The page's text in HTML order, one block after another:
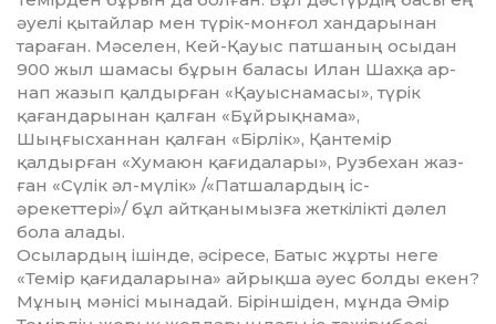
әуелі қытайлар мен түрік-монғол хандарынан
тараған. Мәселен, Кей-Қауыс патшаның осыдан
900 жыл ша­масы бұрын баласы Илан Шахқа ар­
нап жазып қалдырған «Қауыс­намасы», түрік
қағандарынан қалған «Бұйрықнама»,
Шыңғысханнан қал­ған «Бірлік», Қантемір
қалдырған «Ху­маюн қағидалары», Рузбехан жаз­
ған «Сүлік әл-мүлік» /«Патшалар­дың іс-
әрекеттері»/ бұл айтқанымыз­ға жеткілікті дәлел
бола алады.
Осылардың ішінде, әсіресе, Батыс жұрты неге
«Темір қағидаларына» айрықша әуес болды екен?
Мұның мәнісі мынадай. Біріншіден, мұнда Әмір